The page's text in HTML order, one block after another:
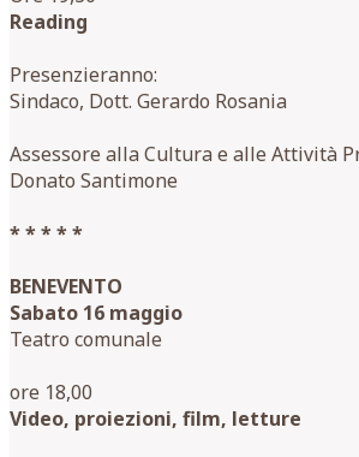
Reading
Presenzieranno:
Sindaco, Dott. Gerardo Rosania
Assessore alla Cultura e alle Attività
Donato Santimone
* * * * *
BENEVENTO
Sabato 16 maggio
Teatro comunale
ore 18,00
Video, proiezioni, film, letture